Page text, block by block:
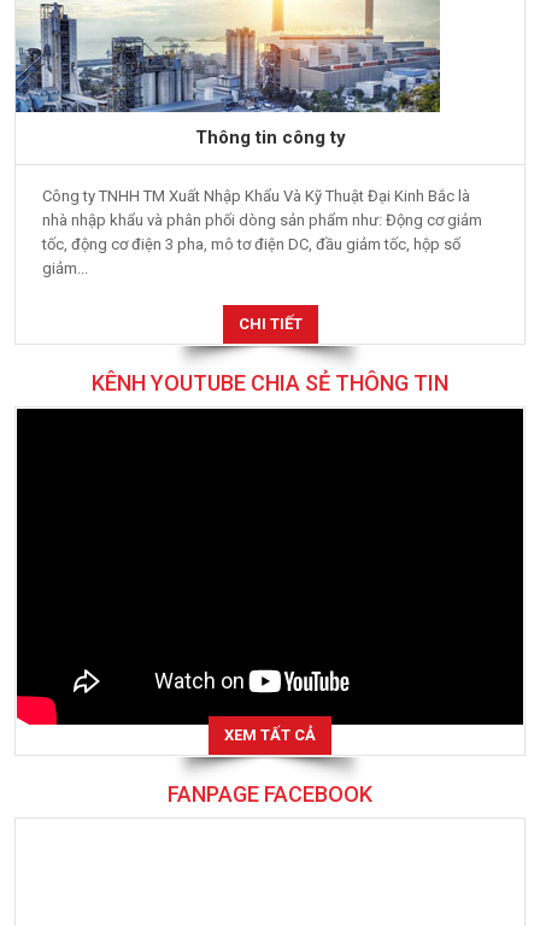
Thông tin công ty
Công ty TNHH TM Xuất Nhập Khẩu Và Kỹ Thuật Đại Kinh Bắc là
nhà nhập khẩu và phân phối dòng sản phẩm như: Động cơ giảm
tốc, động cơ điện 3 pha, mô tơ điện DC, đầu giảm tốc, hộp số
giảm...
CHI TIẾT
KÊNH YOUTUBE CHIA SẺ THÔNG TIN
XEM TẤT CẢ
FANPAGE FACEBOOK